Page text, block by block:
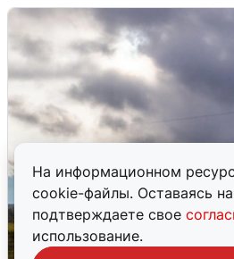
На информационном
cookie-файлы. Оставаясь
подтверждаете свое
использование.